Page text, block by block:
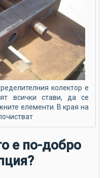
колектор е
всички стави, да се
елементи. В края на
е по-добро